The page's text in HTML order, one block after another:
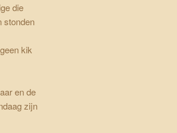
die
stonden
kik
en de
zijn